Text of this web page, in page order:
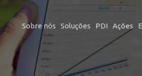
Sobre nós Soluções PDI Ações